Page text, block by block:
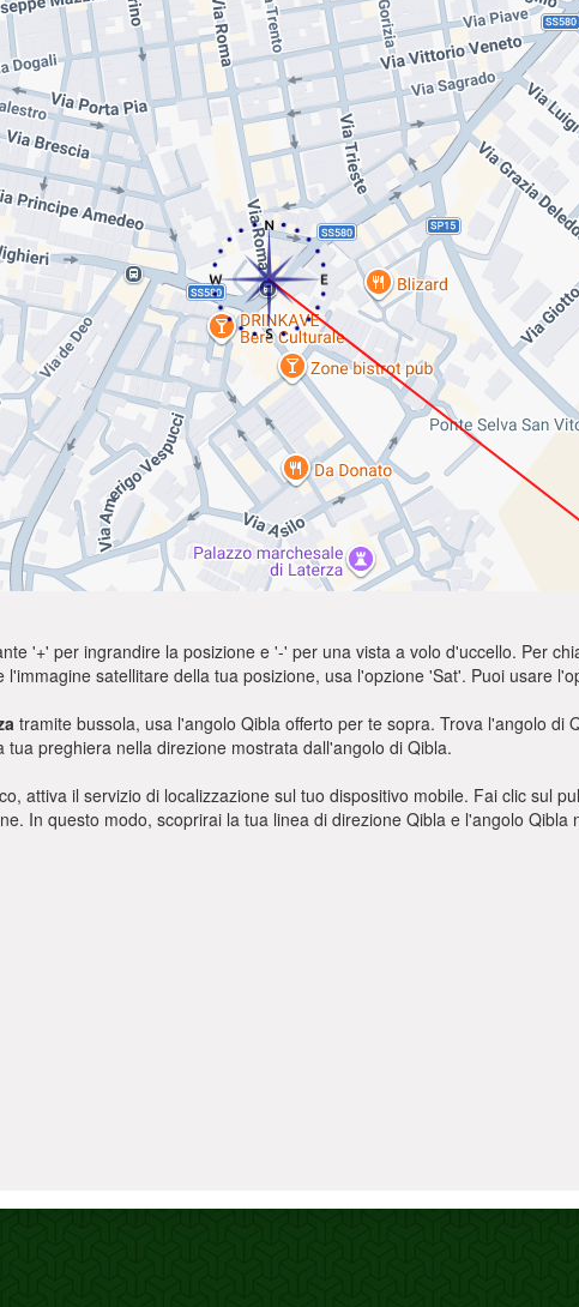
'+' per ingrandire la posizione e '-' per una vista a volo d'uccello. Per
satellitare della tua posizione, usa l'opzione 'Sat'. Puoi usare
tramite bussola, usa l'angolo Qibla offerto per te sopra. Trova l'angolo di
preghiera nella direzione mostrata dall'angolo di Qibla.
attiva il servizio di localizzazione sul tuo dispositivo mobile. Fai clic sul
In questo modo, scoprirai la tua linea di direzione Qibla e l'angolo